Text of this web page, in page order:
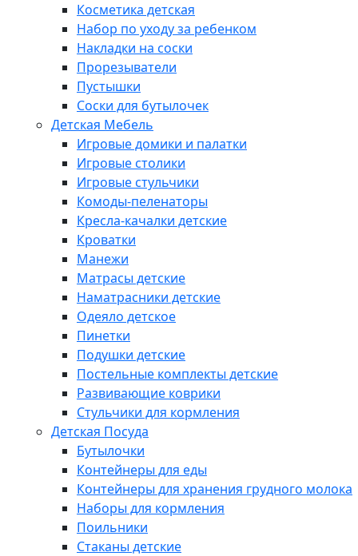
Косметика детская
Набор по уходу за ребенком
Накладки на соски
Прорезыватели
Пустышки
Соски для бутылочек
Детская Мебель
Игровые домики и палатки
Игровые столики
Игровые стульчики
Комоды-пеленаторы
Кресла-качалки детские
Кроватки
Манежи
Матрасы детские
Наматрасники детские
Одеяло детское
Пинетки
Подушки детские
Постельные комплекты детские
Развивающие коврики
Стульчики для кормления
Детская Посуда
Бутылочки
Контейнеры для еды
Контейнеры для хранения грудного молока
Наборы для кормления
Поильники
Стаканы детские